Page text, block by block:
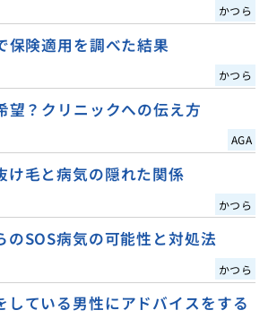
かつら
保険適用を調べた結果
かつら
望？クリニックへの伝え方
AGA
け毛と病気の隠れた関係
かつら
のSOS病気の可能性と対処法
かつら
している男性にアドバイスをする